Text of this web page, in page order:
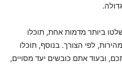
ביותר מדמות אחת, תוכלו
לפי הצורך. בנוסף, תוכלו
ובעוד אתם כובשים יעד מסויים,